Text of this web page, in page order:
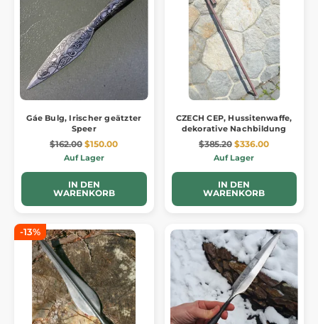
Gáe Bulg, Irischer geätzter
Speer
$162.00 $150.00
Auf Lager
IN DEN
WARENKORB
CZECH CEP, Hussitenwaffe,
dekorative Nachbildung
$385.20 $336.00
Auf Lager
IN DEN
WARENKORB
-13%